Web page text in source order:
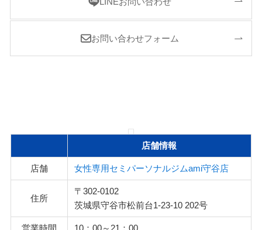
お問い合わせフォーム
店舗情報
店舗 女性専用セミパーソナルジムami守谷店
住所
〒302-0102
茨城県守谷市松前台1-23-10 202号